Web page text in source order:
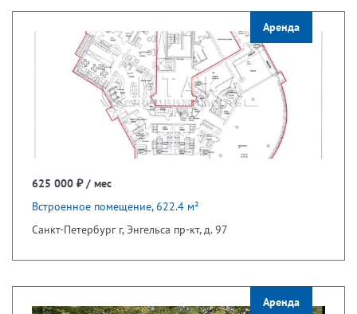
Аренда
625 000 ₽ / мес
Встроенное помещение, 622.4 м²
Санкт-Петербург г, Энгельса пр-кт, д. 97
Аренда